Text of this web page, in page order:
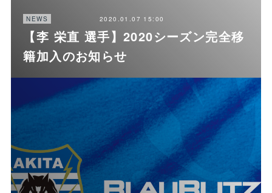
NEWS 2020.01.07 15:00
【李 栄直 選手】2020シーズン完全移
籍加入のお知らせ